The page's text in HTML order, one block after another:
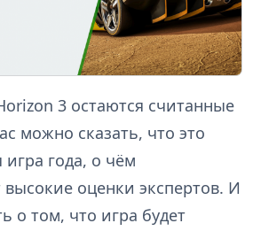
3 остаются считанные
можно сказать, что это
года, о чём
высокие оценки экспертов. И
о том, что игра будет